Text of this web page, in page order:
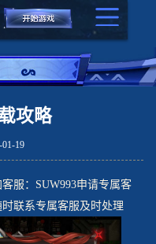
攻略
19
服：SUW993申请专属客
联系专属客服及时处理